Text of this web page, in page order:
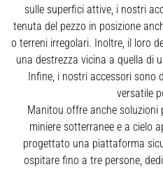
sulle superfici attive, i nostri
tenuta del pezzo in posizione
o terreni irregolari. Inoltre, il loro
una destrezza vicina a quella di
Infine, i nostri accessori sono
versatile
Manitou offre anche soluzioni
miniere sotterranee e a cielo
progettato una piattaforma
ospitare fino a tre persone,